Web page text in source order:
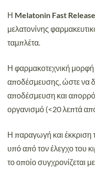
Η Melatonin Fast
μελατονίνης
ταμπλέτα.
Η φαρμακοτεχνική μορφή
αποδέσμευσης, ώστε να
αποδέσμευση και
οργανισμό (<20 λεπτά
Η παραγωγή και έκκριση
υπό από τον έλεγχο του
το οποίο συγχρονίζεται